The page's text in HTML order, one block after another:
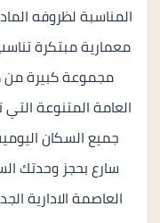
المناسبة لظروفه
معمارية مبتكرة
مجموعة كبيرة من
العامة المتنوعة التي
جميع السكان
سارع بحجز وحدتك
العاصمة الادارية